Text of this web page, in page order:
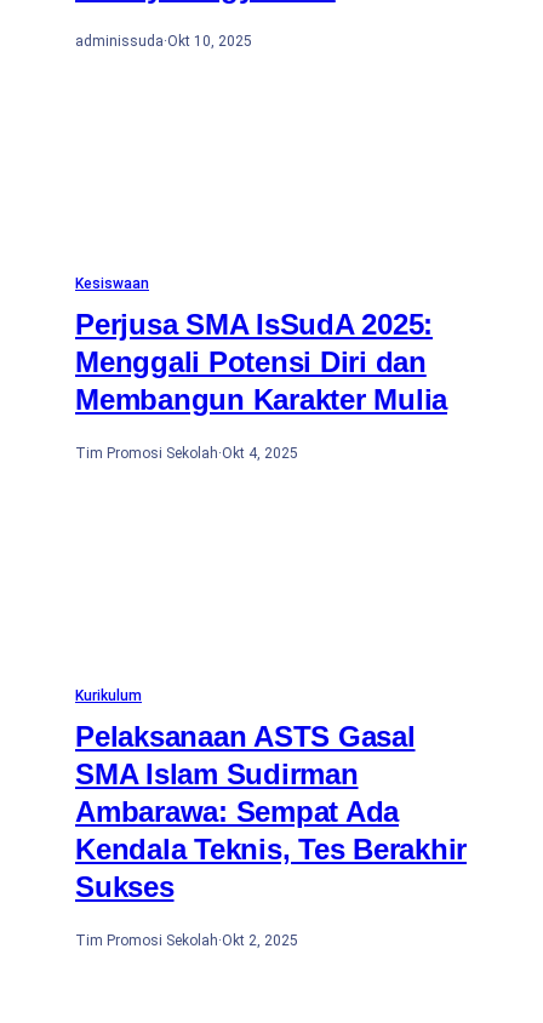
adminissuda·Okt 10, 2025
Kesiswaan
Perjusa SMA IsSudA 2025:
Menggali Potensi Diri dan
Membangun Karakter Mulia
Tim Promosi Sekolah·Okt 4, 2025
Kurikulum
Pelaksanaan ASTS Gasal
SMA Islam Sudirman
Ambarawa: Sempat Ada
Kendala Teknis, Tes Berakhir
Sukses
Tim Promosi Sekolah·Okt 2, 2025